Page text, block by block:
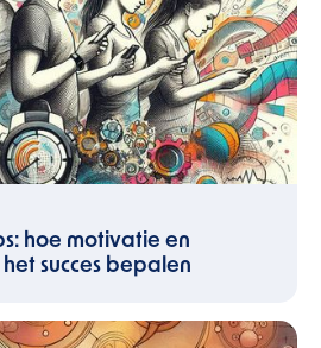
hoe motivatie en
succes bepalen